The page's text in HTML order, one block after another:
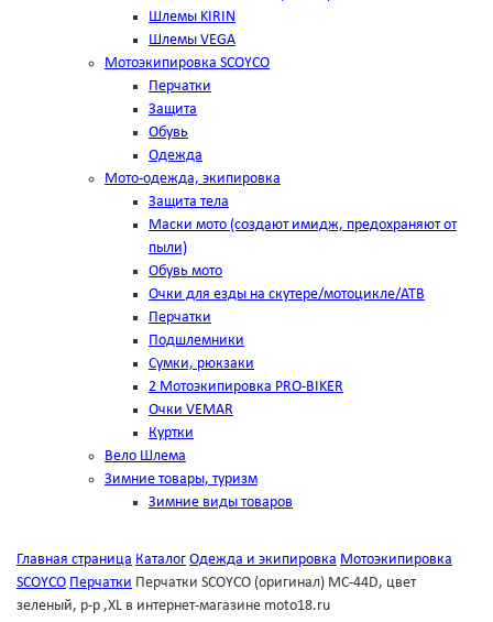
Шлемы KIRIN
Шлемы VEGA
Мотоэкипировка SCOYCO
Перчатки
Защита
Обувь
Одежда
Мото-одежда, экипировка
Защита тела
Маски мото (создают имидж, предохраняют от
пыли)
Обувь мото
Очки для езды на скутере/мотоцикле/АТВ
Перчатки
Подшлемники
Сумки, рюкзаки
2 Мотоэкипировка PRO-BIKER
Очки VEMAR
Куртки
Вело Шлема
Зимние товары, туризм
Зимние виды товаров
Главная страница Каталог Одежда и экипировка Мотоэкипировка
SCOYCO Перчатки Перчатки SCOYCO (оригинал) МС-44D, цвет
зеленый, р-р ,XL в интернет-магазине moto18.ru